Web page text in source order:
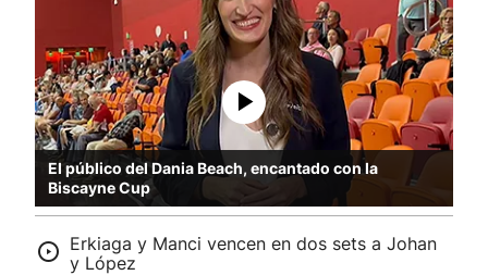
El público del Dania Beach, encantado con la
Biscayne Cup
Erkiaga y Manci vencen en dos sets a Johan
y López